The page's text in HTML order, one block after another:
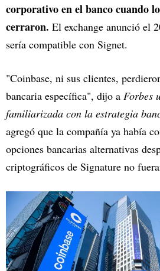
corporativo en el banco cuando
cerraron. El exchange anunció el
sería compatible con Signet.
"Coinbase, ni sus clientes,
bancaria específica", dijo a Forbes
familiarizada con la estrategia
agregó que la compañía ya había
opciones bancarias alternativas
criptográficos de Signature no